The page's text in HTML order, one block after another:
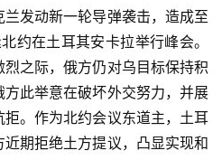
发动新一轮导弹袭击，造成至
约在土耳其安卡拉举行峰会。
之际，俄方仍对乌目标保持积
此举意在破坏外交努力，并展
。作为北约会议东道主，土耳
期拒绝土方提议，凸显实现和